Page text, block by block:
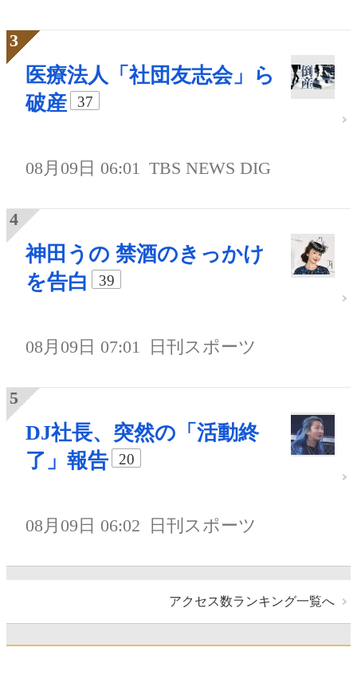
医療法人「社団友志会」ら
破産
37
08月09日 06:01 TBS NEWS DIG
神田うの 禁酒のきっかけ
を告白
39
08月09日 07:01 日刊スポーツ
DJ社長、突然の「活動終
了」報告
20
08月09日 06:02 日刊スポーツ
アクセス数ランキング一覧へ